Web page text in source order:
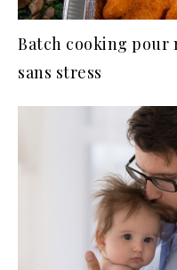
Batch cooking pour
sans stress